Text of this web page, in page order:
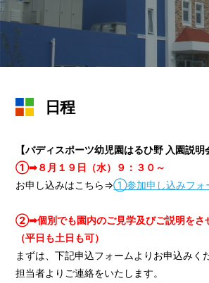
日程
【バディスポーツ幼児園はるひ野 入園説明
①➡８月１９日（水）９：３０～
お申し込みはこちら⇒①参加申し込みフォ
②➡個別でも園内のご見学及びご説明をさ
（平日も土日も可）
まずは、下記申込フォームよりお申込みく
担当者よりご連絡をいたします。